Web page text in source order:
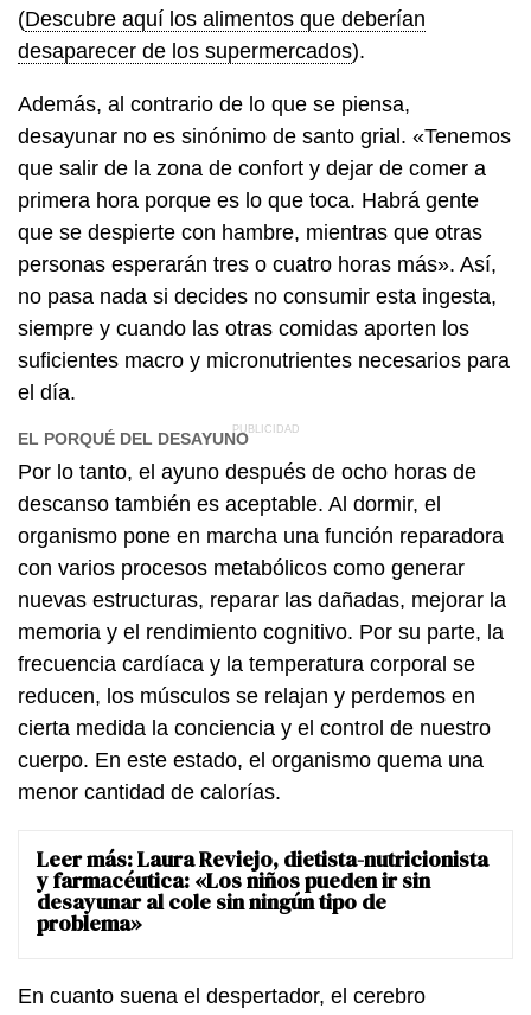
(Descubre aquí los alimentos que deberían
desaparecer de los supermercados).
Además, al contrario de lo que se piensa,
desayunar no es sinónimo de santo grial. «Tenemos
que salir de la zona de confort y dejar de comer a
primera hora porque es lo que toca. Habrá gente
que se despierte con hambre, mientras que otras
personas esperarán tres o cuatro horas más». Así,
no pasa nada si decides no consumir esta ingesta,
siempre y cuando las otras comidas aporten los
suficientes macro y micronutrientes necesarios para
el día.
EL PORQUÉ DEL DESAYUNO
Por lo tanto, el ayuno después de ocho horas de
descanso también es aceptable. Al dormir, el
organismo pone en marcha una función reparadora
con varios procesos metabólicos como generar
nuevas estructuras, reparar las dañadas, mejorar la
memoria y el rendimiento cognitivo. Por su parte, la
frecuencia cardíaca y la temperatura corporal se
reducen, los músculos se relajan y perdemos en
cierta medida la conciencia y el control de nuestro
cuerpo. En este estado, el organismo quema una
menor cantidad de calorías.
Leer más:Laura Reviejo, dietista-nutricionista
y farmacéutica: «Los niños pueden ir sin
desayunar al cole sin ningún tipo de
problema»
En cuanto suena el despertador, el cerebro